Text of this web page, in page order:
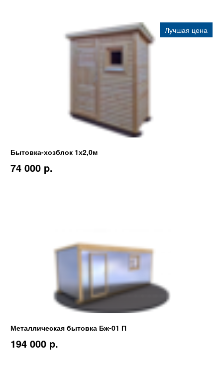
Лучшая цена
Бытовка-хозблок 1х2,0м
74 000 p.
Металлическая бытовка Бж-01 П
194 000 p.